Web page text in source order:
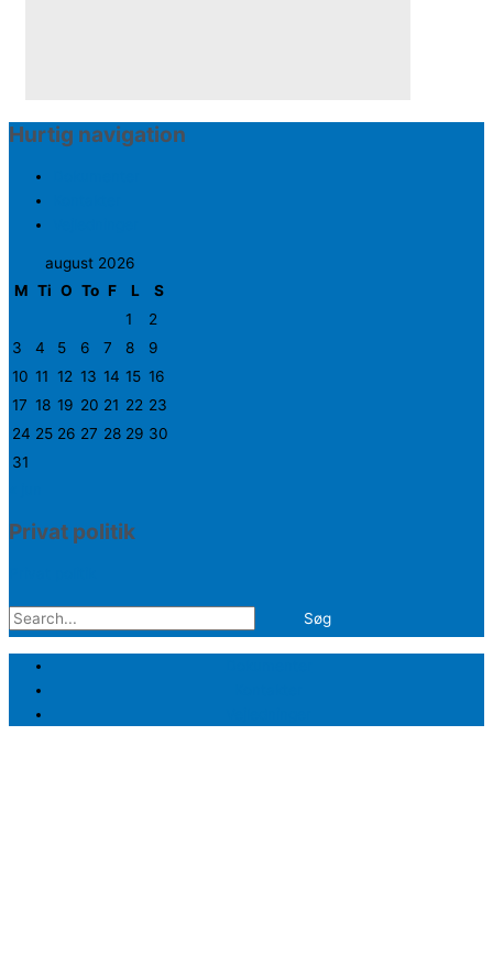
Hurtig navigation
august 2026
M Ti O To F L
S
1
2
3
4 5 6 7 8
9
10 11 12 13 14 15 16
17 18 19 20 21 22 23
24 25 26 27 28 29 30
31
Privat politik
Søg
efter: